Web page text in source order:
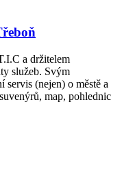
a držitelem
služeb. Svým
(nejen) o městě a
map, pohlednic